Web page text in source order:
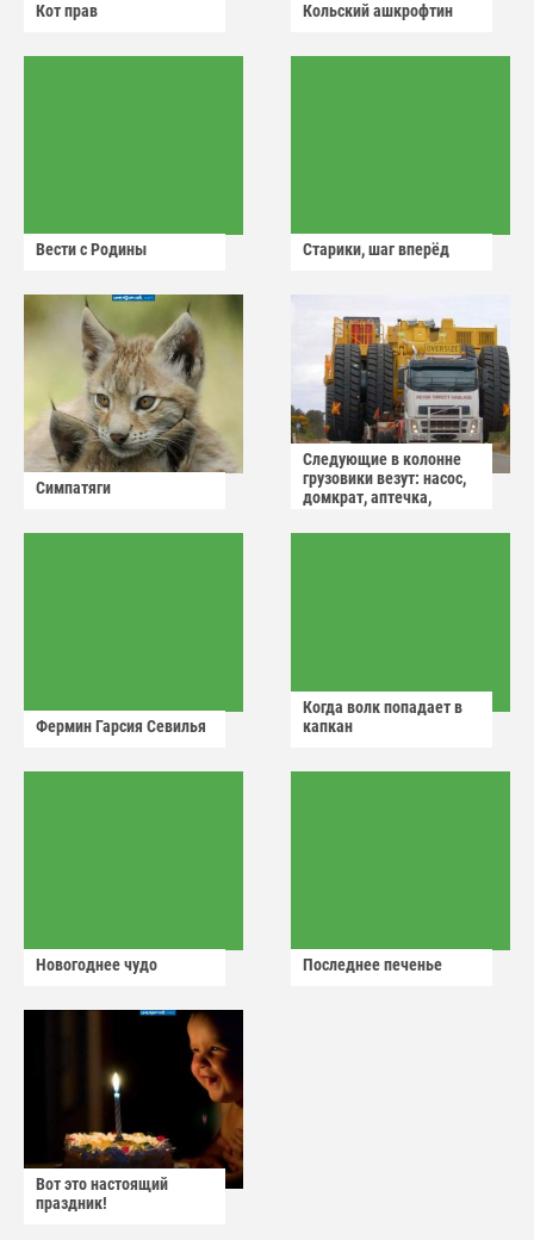
Кот прав Кольский ашкрофтин
Вести с Родины Старики, шаг вперёд
Симпатяги
Следующие в колонне
грузовики везут: насос,
домкрат, аптечка,
Фермин Гарсия Севилья
Когда волк попадает в
капкан
Новогоднее чудо Последнее печенье
Вот это настоящий
праздник!